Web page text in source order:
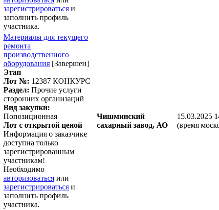
зарегистрироваться и
заполнить профиль
участника.
Материалы для текущего
ремонта
производственного
оборудования [Завершен]
Этап
Лот №: 12387 КОНКУРС
Раздел: Прочие услуги
сторонних организаций
Вид закупки:
Попозиционная
Лот с открытой ценой
Информация о заказчике
доступна только
зарегистрированным
участникам!
Необходимо
авторизоваться или
зарегистрироваться и
заполнить профиль
участника.
Чишминский
сахарный завод, АО
15.03.2025
(время